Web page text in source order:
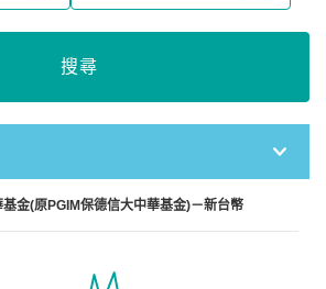
搜尋
金(原PGIM保德信大中華基金)－新台幣